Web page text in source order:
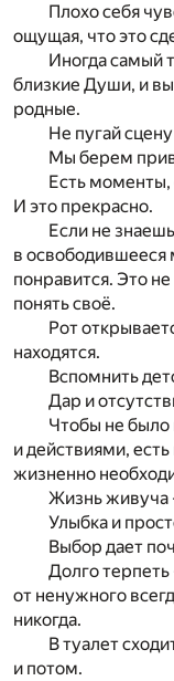
Плохо себя
ощущая, что это
Иногда самый
близкие Души, и
родные.
Не пугай
Мы берем
Есть моменты,
И это прекрасно.
Если не
в освободившееся
понравится. Это
понять своё.
Рот
находятся.
Вспомнить
Дар и
Чтобы не
и действиями,
жизненно
Жизнь живуча
Улыбка и
Выбор дает
Долго
от ненужного
никогда.
В туалет
и потом.